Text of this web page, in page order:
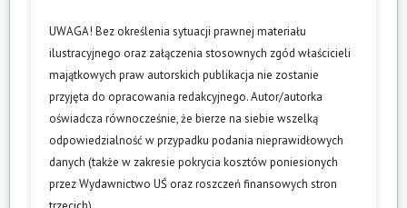
UWAGA! Bez określenia sytuacji prawnej materiału
ilustracyjnego oraz załączenia stosownych zgód właścicieli
majątkowych praw autorskich publikacja nie zostanie
przyjęta do opracowania redakcyjnego. Autor/autorka
oświadcza równocześnie, że bierze na siebie wszelką
odpowiedzialność w przypadku podania nieprawidłowych
danych (także w zakresie pokrycia kosztów poniesionych
przez Wydawnictwo UŚ oraz roszczeń finansowych stron